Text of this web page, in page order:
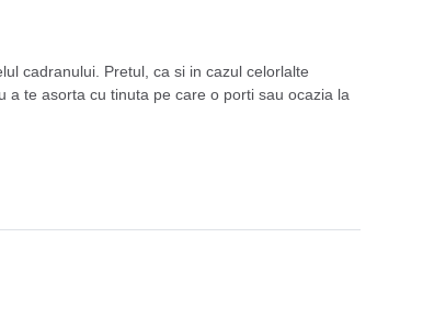
cadranului. Pretul, ca si in cazul celorlalte
a te asorta cu tinuta pe care o porti sau ocazia la